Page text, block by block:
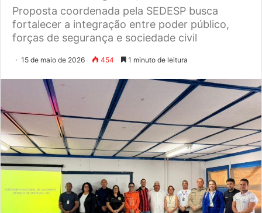
Proposta coordenada pela SEDESP busca
fortalecer a integração entre poder público,
forças de segurança e sociedade civil
15 de maio de 2026 454 1 minuto de leitura